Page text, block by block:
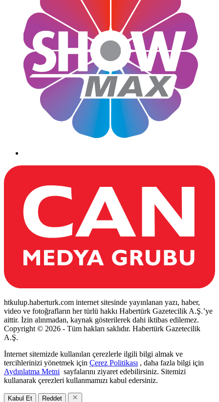
htkulup.haberturk.com internet sitesinde yayınlanan yazı, haber,
video ve fotoğrafların her türlü hakkı Habertürk Gazetecilik A.Ş.’ye
aittir. İzin alınmadan, kaynak gösterilerek dahi iktibas edilemez.
Copyright © 2026 - Tüm hakları saklıdır. Habertürk Gazetecilik
A.Ş.
İnternet sitemizde kullanılan çerezlerle ilgili bilgi almak ve
tercihlerinizi yönetmek için Çerez Politikası , daha fazla bilgi için
Aydınlatma Metni sayfalarını ziyaret edebilirsiniz. Sitemizi
kullanarak çerezleri kullanmamızı kabul edersiniz.
Kabul Et Reddet